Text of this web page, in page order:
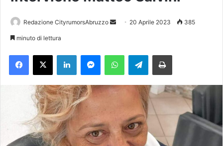
Redazione CityrumorsAbruzzo
a
n
m
a
20 Aprile 2023 385
minuto di lettura
Telegram